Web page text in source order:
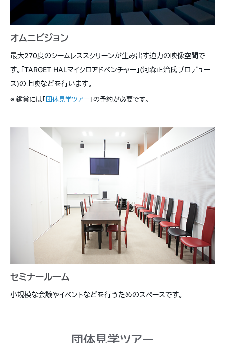
オムニビジョン
最大270度のシームレススクリーンが生み出す迫力の映像空間で
す。「TARGET HALマイクロアドベンチャー」(河森正治氏プロデュー
ス)の上映などを行います。
※ 鑑賞には「 団体見学ツアー 」の予約が必要です。
セミナールーム
小規模な会議やイベントなどを行うためのスペースです。